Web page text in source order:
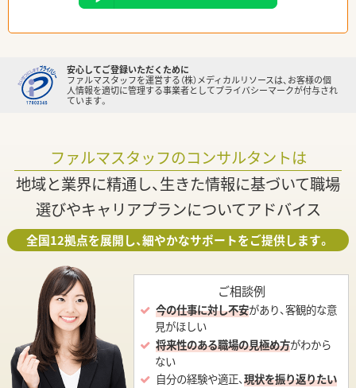
安心してご登録いただくために
ファルマスタッフを運営する（株）メディカルリソースは、お客様の個
人情報を適切に管理する事業者としてプライバシーマークが付与され
ています。
ファルマスタッフのコンサルタントは
地域と業界に精通し、生きた情報に基づいて職場
選びやキャリアプランについてアドバイス
全国12拠点を展開し、細やかなサポートをご提供します。
ご相談例
今の仕事に対し不安があり、客観的な意
見がほしい
将来性のある職場の見極め方がわから
ない
自分の経験や適正、現状を振り返りたい